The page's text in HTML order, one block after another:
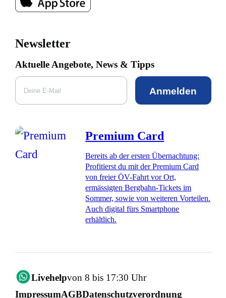
Newsletter
Aktuelle Angebote, News & Tipps
Anmelden
Premium Card
Bereits ab der ersten Übernachtung:
Profitierst du mit der Premium Card
von freier ÖV-Fahrt vor Ort,
ermässigten Bergbahn-Tickets im
Sommer, sowie von weiteren Vorteilen.
Auch digital fürs Smartphone
erhältlich.
Livehelpvon 8 bis 17:30 Uhr
ImpressumAGBDatenschutzverordnung